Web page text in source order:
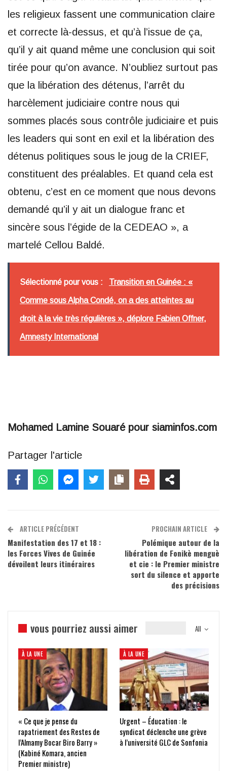
les religieux fassent une communication claire
et correcte là-dessus, et qu’à l’issue de ça,
qu’il y ait quand même une conclusion qui soit
tirée pour qu’on avance. N’oubliez surtout pas
que la libération des détenus, l’arrêt du
harcèlement judiciaire contre nous qui
sommes placés sous contrôle judiciaire et puis
les leaders qui sont en exil et la libération des
détenus politiques sous le joug de la CRIEF,
constituent des préalables. Et quand cela est
obtenu, c’est en ce moment que nous devons
demandé qu’il y ait un dialogue franc et
sincère sous l’égide de la CEDEAO », a
martelé Cellou Baldé.
Sélectionné pour vous : Transition en Guinée : «
Comme sous Alpha Condé, on a des atteintes au
droit à la vie très régulières », déplore Fabien Offner,
Amnesty International
Mohamed Lamine Souaré pour siaminfos.com
Partager l'article
ARTICLE PRÉCÉDENT
Manifestation des 17 et 18 :
les Forces Vives de Guinée
dévoilent leurs itinéraires
PROCHAIN ARTICLE
Polémique autour de la
libération de Fonikè menguè
et cie : le Premier ministre
sort du silence et apporte
des précisions
All
vous pourriez aussi aimer
À LA UNE
« Ce que je pense du
rapatriement des Restes de
l’Almamy Bocar Biro Barry »
(Kabiné Komara, ancien
Premier ministre)
À LA UNE
Urgent – Éducation : le
syndicat déclenche une grève
à l’université GLC de Sonfonia